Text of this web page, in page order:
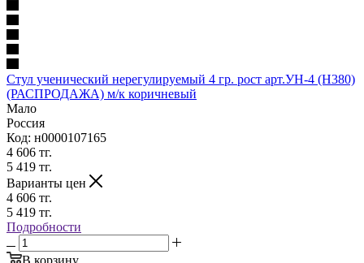
Стул ученический нерегулируемый 4 гр. рост арт.УН-4 (Н380)
(РАСПРОДАЖА) м/к коричневый
Мало
Россия
Код: н0000107165
4 606 тг.
5 419 тг.
Варианты цен
4 606 тг.
5 419 тг.
Подробности
В корзину